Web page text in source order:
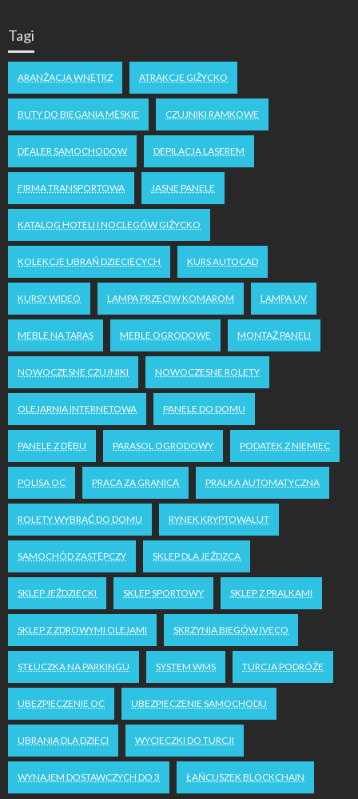
Tagi
ARANŻACJA WNĘTRZ ATRAKCJE GIŻYCKO
BUTY DO BIEGANIA MĘSKIE CZUJNIKI RAMKOWE
DEALER SAMOCHODOW DEPILACJA LASEREM
FIRMA TRANSPORTOWA JASNE PANELE
KATALOG HOTELI I NOCLEGÓW GIŻYCKO
KOLEKCJE UBRAŃ DZIECIĘCYCH KURS AUTOCAD
KURSY WIDEO LAMPA PRZECIW KOMAROM LAMPA UV
MEBLE NA TARAS MEBLE OGRODOWE MONTAŻ PANELI
NOWOCZESNE CZUJNIKI NOWOCZESNE ROLETY
OLEJARNIA INTERNETOWA PANELE DO DOMU
PANELE Z DĘBU PARASOL OGRODOWY PODATEK Z NIEMIEC
POLISA OC PRACA ZA GRANICĄ PRALKA AUTOMATYCZNA
ROLETY WYBRAĆ DO DOMU RYNEK KRYPTOWALUT
SAMOCHÓD ZASTĘPCZY SKLEP DLA JEŹDZCA
SKLEP JEŹDZIECKI SKLEP SPORTOWY SKLEP Z PRALKAMI
SKLEP Z ZDROWYMI OLEJAMI SKRZYNIA BIEGÓW IVECO
STŁUCZKA NA PARKINGU SYSTEM WMS TURCJA PODRÓŻE
UBEZPIECZENIE OC UBEZPIECZENIE SAMOCHODU
UBRANIA DLA DZIECI WYCIECZKI DO TURCJI
WYNAJEM DOSTAWCZYCH DO 3 ŁAŃCUSZEK BLOCKCHAIN